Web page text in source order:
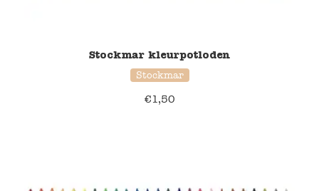
Stockmar kleurpotloden
Stockmar
€1,50